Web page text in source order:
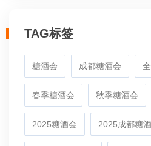
TAG标签
糖酒会 成都糖酒会
春季糖酒会 秋季糖酒会
2025糖酒会 2025成都糖